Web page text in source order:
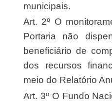
municipais.
Art. 2º O monitoramento de que trata esta
Portaria não
beneficiário de
dos recursos
meio do Relatório
Art. 3º O Fundo Nacional de Saúde adotará